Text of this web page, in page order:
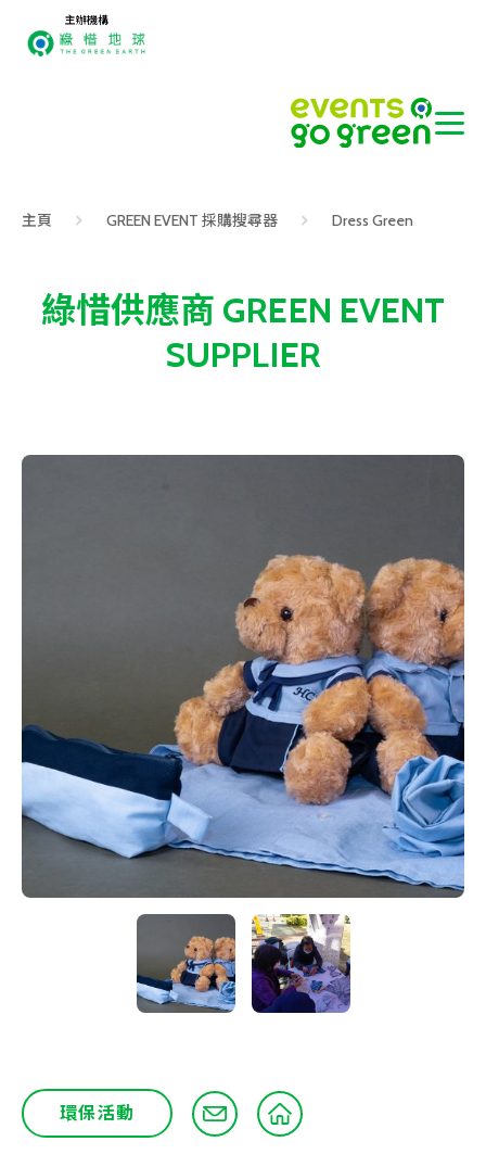
主辦機構
主頁 GREEN EVENT 採購搜尋器 Dress Green
綠惜供應商 GREEN EVENT
SUPPLIER
環保活動